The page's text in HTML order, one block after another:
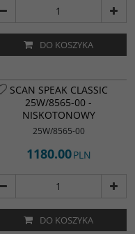
DO KOSZYKA
SCAN SPEAK CLASSIC
25W/8565-00 -
NISKOTONOWY
25W/8565-00
1180.00PLN
DO KOSZYKA